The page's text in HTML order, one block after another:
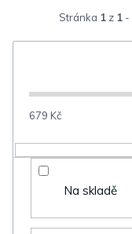
Stránka 1z 1-
e
o
679 Kč
Na skladě